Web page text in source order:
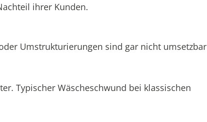
ihrer Kunden.
Umstrukturierungen sind gar nicht umsetzbar
Typischer Wäscheschwund bei klassischen